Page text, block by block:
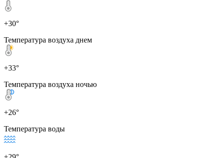
+30°
Температура воздуха днем
+33°
Температура воздуха ночью
+26°
Температура воды